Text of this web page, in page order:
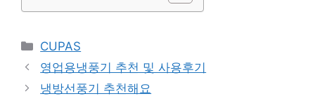
Categories
CUPAS
영업용냉풍기 추천 및 사용후기
냉방선풍기 추천해요